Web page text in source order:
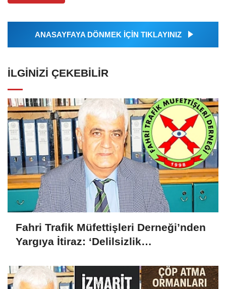
ANASAYFAYA DÖNMEK İÇİN TIKLAYINIZ
İLGINIZI ÇEKEBILIR
Fahri Trafik Müfettişleri Derneği’nden
Yargıya İtiraz: ‘Delilsizlik
Hukuksuzdur’